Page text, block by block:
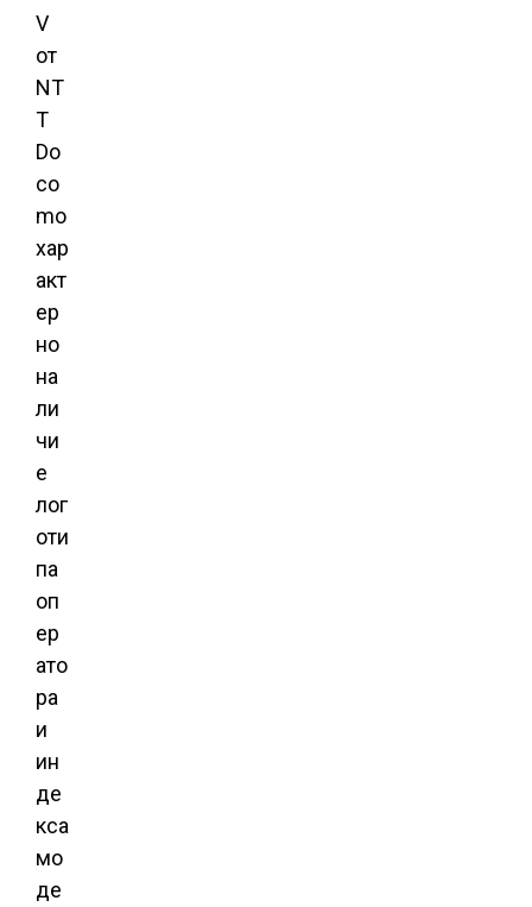
V
от
NT
T
Do
co
mo
хар
акт
ер
но
на
ли
чи
е
лог
оти
па
оп
ер
ато
ра
и
ин
де
кса
мо
де